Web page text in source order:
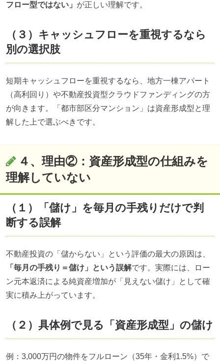
フロー型ではない」 が正しい理解です。
（３）キャッシュフローを重視するなら
別の選択肢
短期キャッシュフローを重視するなら、地方一棟アパート
（高利回り）や不動産投資型クラウドファンディングの方
が向きます。「都市部区分マンション」は資産形成型と理
解した上で選ぶべきです。
４、理由②：資産形成型の仕組みを
理解していない
（１）「儲け」を毎月の手残りだけで判
断する誤解
不動産投資の「儲からない」という評価の最大の原因は、
「毎月の手残り＝儲け」という誤解です。実際には、ロー
ン元本返済による純資産増加が「見えない儲け」として確
実に積み上がっています。
（２）具体例で見る「資産形成型」の儲け
例：3,000万円の物件をフルローン（35年・金利1.5%）で